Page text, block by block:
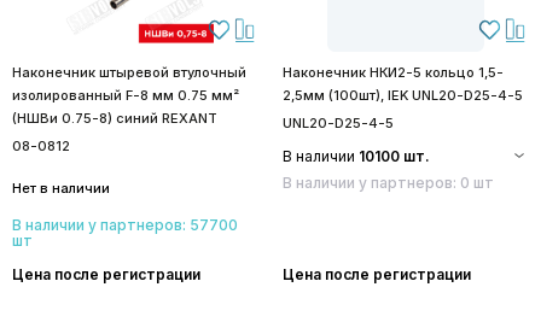
Наконечник штыревой втулочный
изолированный F-8 мм 0.75 мм²
(НШВи 0.75-8) синий REXANT
08-0812
Нет в наличии
В наличии у партнеров: 57700
шт
Цена после регистрации
Наконечник НКИ2-5 кольцо 1,5-
2,5мм (100шт), IEK UNL20-D25-4-5
UNL20-D25-4-5
В наличии 10100 шт.
В наличии у партнеров: 0 шт
Цена после регистрации